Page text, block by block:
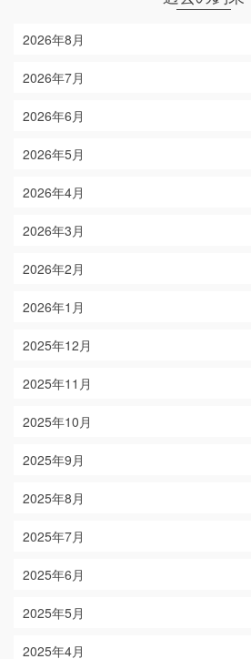
2026年8月
2026年7月
2026年6月
2026年5月
2026年4月
2026年3月
2026年2月
2026年1月
2025年12月
2025年11月
2025年10月
2025年9月
2025年8月
2025年7月
2025年6月
2025年5月
2025年4月